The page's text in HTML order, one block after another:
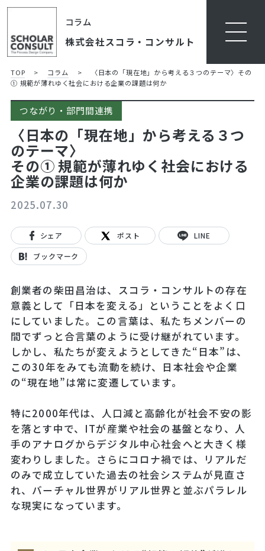
コラム
株式会社スコラ・コンサルト
TOP > コラム > 〈日本の「現在地」から考える３つのテーマ〉 その
① 規範が薄れゆく社会における企業の課題は何か
つながり・部門間連携
〈日本の「現在地」から考える３つ
のテーマ〉
その① 規範が薄れゆく社会における
企業の課題は何か
2025.07.30
シェア ポスト LINE
ブックマーク
創業者の柴田昌治は、スコラ・コンサルトの存在
意義として「日本を変える」ということをよく口
にしていました。この言葉は、私たちメンバーの
間でずっと合言葉のように受け継がれています。
しかし、私たちが変えようとしてきた“日本”は、
この30年をみても流動を続け、日本社会や企業
の“現在地”は常に変遷しています。
特に2000年代は、人口減と高齢化が社会不安の影
を落とす中で、ITが産業や社会の基盤となり、人
手のアナログからデジタル中心社会へと大きく様
変わりしました。さらにコロナ禍では、リアルだ
のみで成立していた過去の社会システムが見直さ
れ、バーチャル世界がリアル世界と並ぶパラレル
な現実になっています。